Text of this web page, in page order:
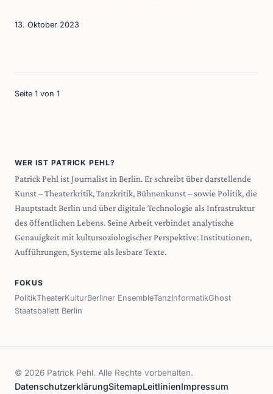
13. Oktober 2023
Seite 1 von 1
WER IST PATRICK PEHL?
Patrick Pehl ist Journalist in Berlin. Er schreibt über darstellende
Kunst – Theaterkritik, Tanzkritik, Bühnenkunst – sowie Politik, die
Hauptstadt Berlin und über digitale Technologie als Infrastruktur
des öffentlichen Lebens. Seine Arbeit verbindet analytische
Genauigkeit mit kultursoziologischer Perspektive: Institutionen,
Aufführungen, Systeme als lesbare Texte.
FOKUS
PolitikTheaterKulturBerliner EnsembleTanzInformatikGhost
Staatsballett Berlin
© 2026 Patrick Pehl. Alle Rechte vorbehalten.
DatenschutzerklärungSitemapLeitlinienImpressum